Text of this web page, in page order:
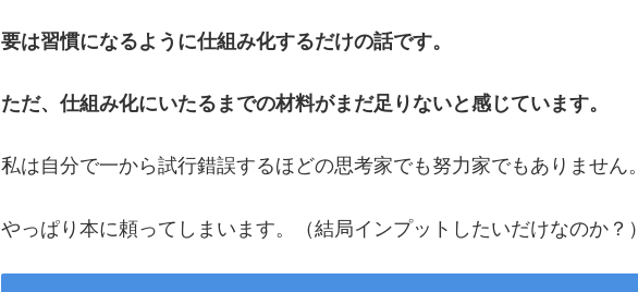
要は習慣になるように仕組み化するだけの話です。
ただ、仕組み化にいたるまでの材料がまだ足りないと感じています。
私は自分で一から試行錯誤するほどの思考家でも努力家でもありません。
やっぱり本に頼ってしまいます。（結局インプットしたいだけなのか？）